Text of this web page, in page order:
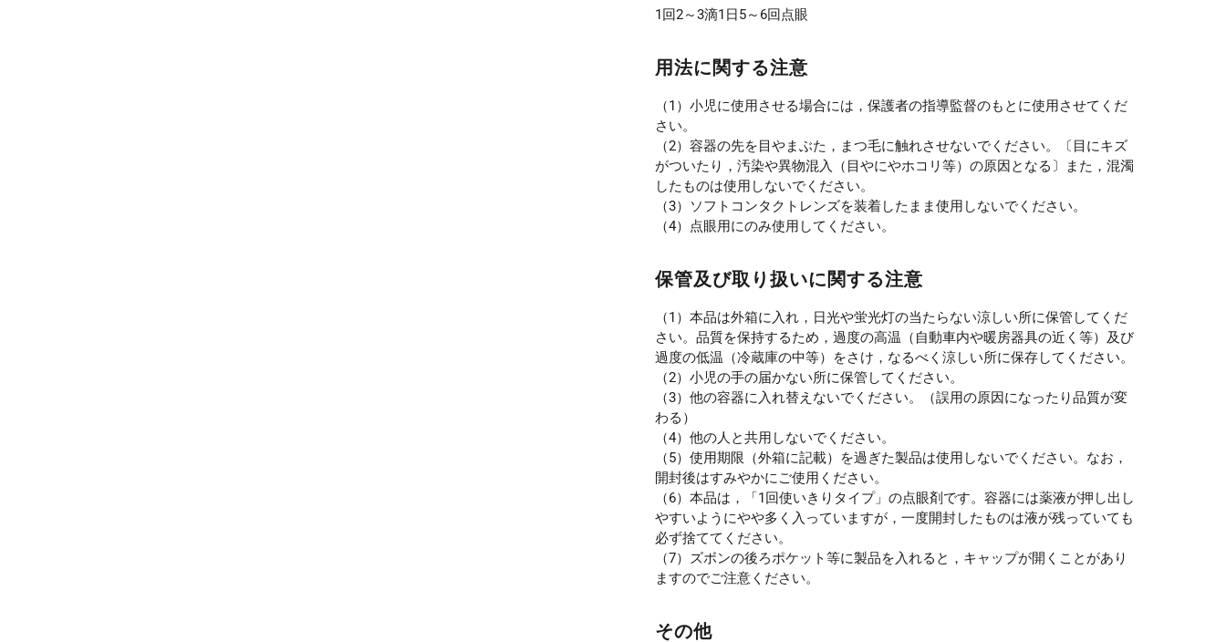
1回2～3滴1日5～6回点眼
用法に関する注意
（1）小児に使用させる場合には，保護者の指導監督のもとに使用させてくだ
さい。
（2）容器の先を目やまぶた，まつ毛に触れさせないでください。〔目にキズ
がついたり，汚染や異物混入（目やにやホコリ等）の原因となる〕また，混濁
したものは使用しないでください。
（3）ソフトコンタクトレンズを装着したまま使用しないでください。
（4）点眼用にのみ使用してください。
保管及び取り扱いに関する注意
（1）本品は外箱に入れ，日光や蛍光灯の当たらない涼しい所に保管してくだ
さい。品質を保持するため，過度の高温（自動車内や暖房器具の近く等）及び
過度の低温（冷蔵庫の中等）をさけ，なるべく涼しい所に保存してください。
（2）小児の手の届かない所に保管してください。
（3）他の容器に入れ替えないでください。（誤用の原因になったり品質が変
わる）
（4）他の人と共用しないでください。
（5）使用期限（外箱に記載）を過ぎた製品は使用しないでください。なお，
開封後はすみやかにご使用ください。
（6）本品は，「1回使いきりタイプ」の点眼剤です。容器には薬液が押し出し
やすいようにやや多く入っていますが，一度開封したものは液が残っていても
必ず捨ててください。
（7）ズボンの後ろポケット等に製品を入れると，キャップが開くことがあり
ますのでご注意ください。
その他